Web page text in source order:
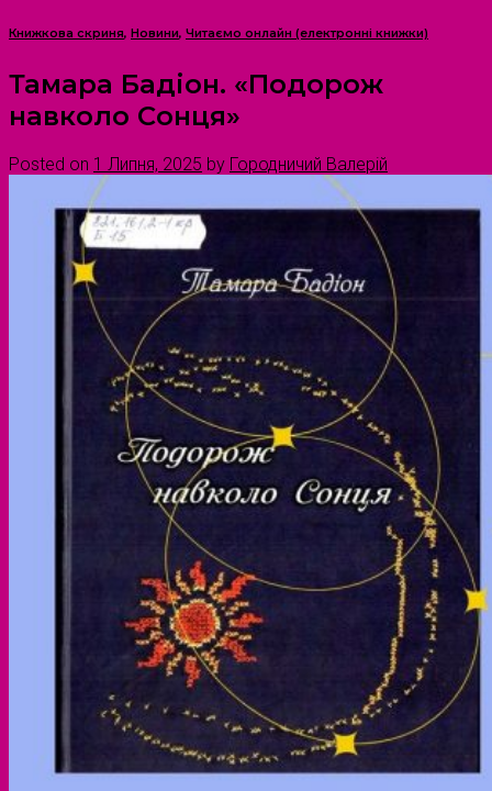
Книжкова скриня, Новини, Читаємо онлайн (електронні книжки)
Тамара Бадіон. «Подорож
навколо Сонця»
Posted on 1 Липня, 2025 by Городничий Валерій